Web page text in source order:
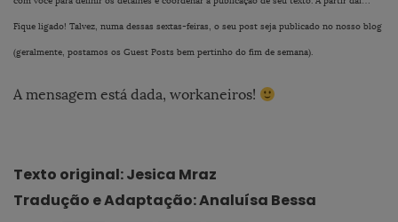
Fique ligado! Talvez, numa dessas sextas-feiras, o seu post seja publicado no nosso blog
(geralmente, postamos os Guest Posts bem pertinho do fim de semana).
A mensagem está dada, workaneiros!
Texto original: Jesica Mraz
Tradução e Adaptação: Analuísa Bessa